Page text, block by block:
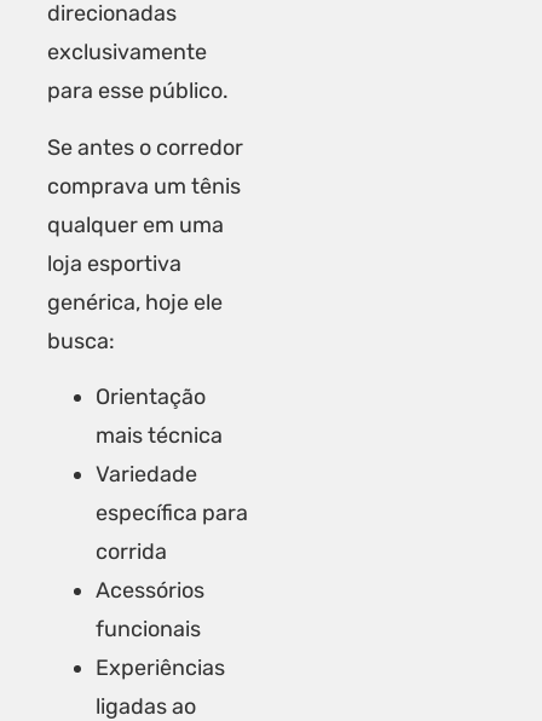
direcionadas
exclusivamente
para esse público.
Se antes o corredor
comprava um tênis
qualquer em uma
loja esportiva
genérica, hoje ele
busca:
Orientação
mais técnica
Variedade
específica para
corrida
Acessórios
funcionais
Experiências
ligadas ao